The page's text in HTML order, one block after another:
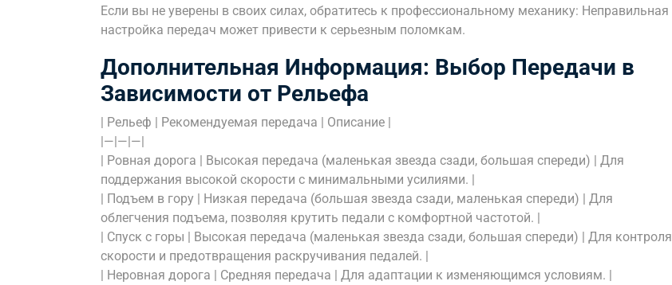
Если вы не уверены в своих силах, обратитесь к профессиональному механику: Неправильная
настройка передач может привести к серьезным поломкам.
Дополнительная Информация: Выбор Передачи в
Зависимости от Рельефа
| Рельеф | Рекомендуемая передача | Описание |
|—|—|—|
| Ровная дорога | Высокая передача (маленькая звезда сзади, большая спереди) | Для
поддержания высокой скорости с минимальными усилиями. |
| Подъем в гору | Низкая передача (большая звезда сзади, маленькая спереди) | Для
облегчения подъема, позволяя крутить педали с комфортной частотой. |
| Спуск с горы | Высокая передача (маленькая звезда сзади, большая спереди) | Для контроля
скорости и предотвращения раскручивания педалей. |
| Неровная дорога | Средняя передача | Для адаптации к изменяющимся условиям. |